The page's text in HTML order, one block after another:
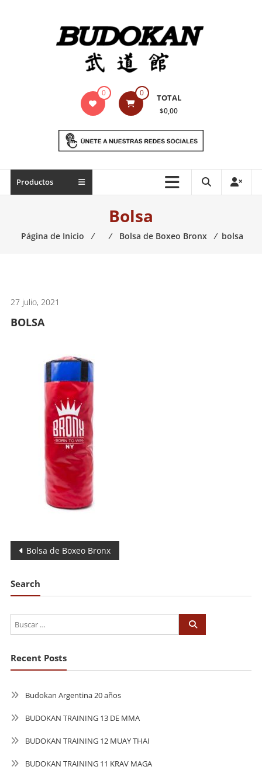
Indumentaria
marciales
Todo
necesario
0 0 TOTAL
$0,00
Productos
Bolsa
Página de Inicio ⁄ ⁄ Bolsa de Boxeo Bronx ⁄ bolsa
27 julio, 2021
BOLSA
Navegación
de
entradas
Bolsa de Boxeo Bronx
Search
Recent Posts
Budokan Argentina 20 años
BUDOKAN TRAINING 13 DE MMA
BUDOKAN TRAINING 12 MUAY THAI
BUDOKAN TRAINING 11 KRAV MAGA